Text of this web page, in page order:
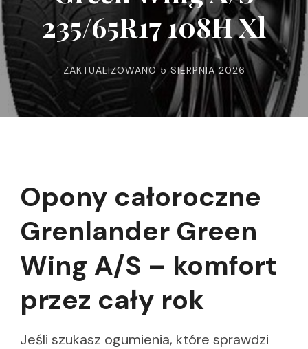
235/65R17 108H Xl
ZAKTUALIZOWANO 5 SIERPNIA 2026
Opony całoroczne
Grenlander Green
Wing A/S – komfort
przez cały rok
Jeśli szukasz ogumienia, które sprawdzi